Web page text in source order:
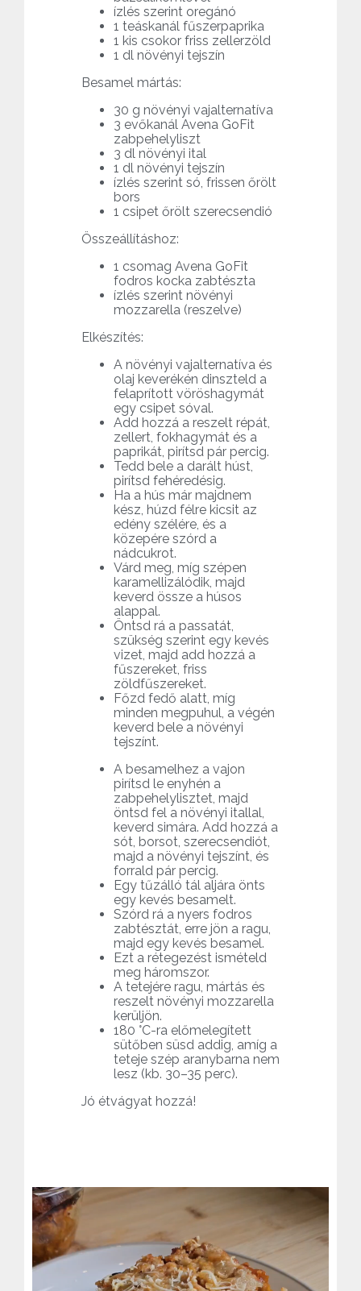
ízlés szerint oregánó
1 teáskanál fűszerpaprika
1 kis csokor friss zellerzöld
1 dl növényi tejszín
Besamel mártás:
30 g növényi vajalternatíva
3 evőkanál Avena GoFit
zabpehelyliszt
3 dl növényi ital
1 dl növényi tejszín
ízlés szerint só, frissen őrölt
bors
1 csipet őrölt szerecsendió
Összeállításhoz:
1 csomag Avena GoFit
fodros kocka zabtészta
ízlés szerint növényi
mozzarella (reszelve)
Elkészítés:
A növényi vajalternatíva és
olaj keverékén dinszteld a
felaprított vöröshagymát
egy csipet sóval.
Add hozzá a reszelt répát,
zellert, fokhagymát és a
paprikát, pirítsd pár percig.
Tedd bele a darált húst,
pirítsd fehéredésig.
Ha a hús már majdnem
kész, húzd félre kicsit az
edény szélére, és a
közepére szórd a
nádcukrot.
Várd meg, míg szépen
karamellizálódik, majd
keverd össze a húsos
alappal.
Öntsd rá a passatát,
szükség szerint egy kevés
vizet, majd add hozzá a
fűszereket, friss
zöldfűszereket.
Főzd fedő alatt, míg
minden megpuhul, a végén
keverd bele a növényi
tejszínt.
A besamelhez a vajon
pirítsd le enyhén a
zabpehelylisztet, majd
öntsd fel a növényi itallal,
keverd simára. Add hozzá a
sót, borsot, szerecsendiót,
majd a növényi tejszínt, és
forrald pár percig.
Egy tűzálló tál aljára önts
egy kevés besamelt.
Szórd rá a nyers fodros
zabtésztát, erre jön a ragu,
majd egy kevés besamel.
Ezt a rétegezést ismételd
meg háromszor.
A tetejére ragu, mártás és
reszelt növényi mozzarella
kerüljön.
180 °C-ra előmelegített
sütőben süsd addig, amíg a
teteje szép aranybarna nem
lesz (kb. 30–35 perc).
Jó étvágyat hozzá!